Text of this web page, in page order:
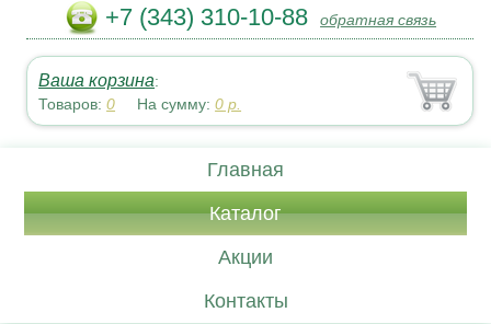
+7 (343) 310-10-88 обратная связь
Ваша корзина:
Товаров:0 На сумму:0 р.
Главная
Каталог
Акции
Контакты